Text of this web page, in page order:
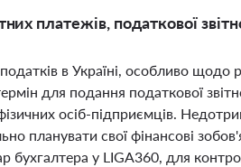
платежів, податкової
в Україні, особливо щодо
для подання податкової
осіб-підприємців.
планувати свої фінансові
бухгалтера у LIGA360, для